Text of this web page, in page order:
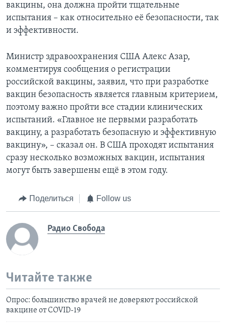
вакцины, она должна пройти тщательные
испытания – как относительно её безопасности, так
и эффективности. ​
Министр здравоохранения США Алекс Азар,
комментируя сообщения о регистрации
российской вакцины, заявил, что при разработке
вакцин безопасность является главным критерием,
поэтому важно пройти все стадии клинических
испытаний. «Главное не первыми разработать
вакцину, а разработать безопасную и эффективную
вакцину», – сказал он. В США проходят испытания
сразу несколько возможных вакцин, испытания
могут быть завершены ещё в этом году.
Поделиться Follow us
Радио Свобода
Читайте также
Опрос: большинство врачей не доверяют российской
вакцине от COVID-19